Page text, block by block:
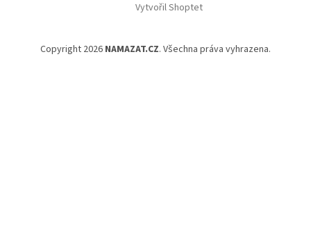
Vytvořil Shoptet
Copyright 2026 NAMAZAT.CZ. Všechna práva vyhrazena.